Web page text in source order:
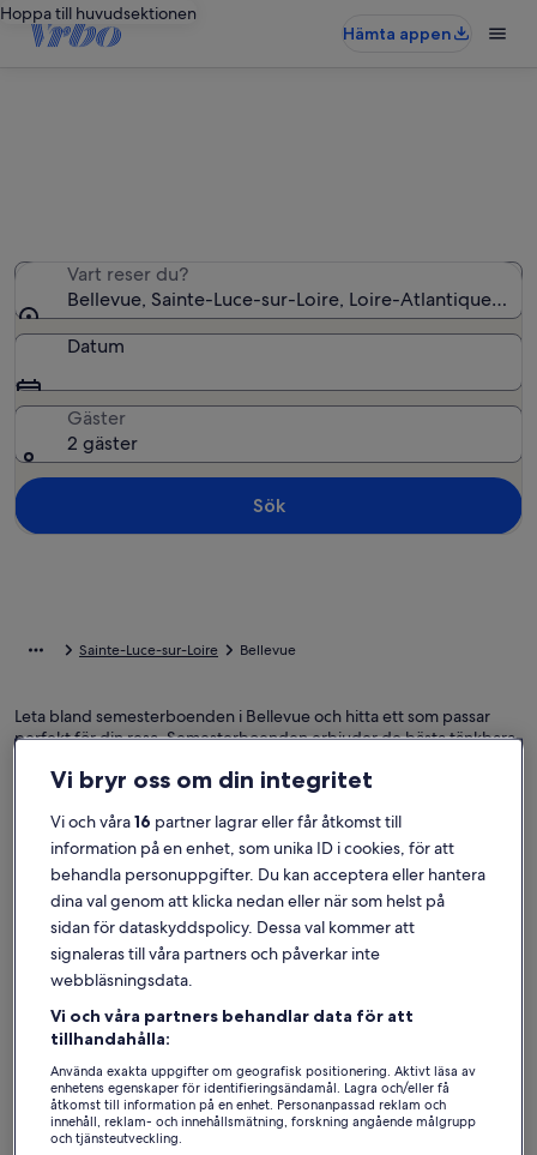
Hoppa till huvudsektionen
Hämta appen
Vart reser du?
Bellevue, Sainte-Luce-sur-Loire, Loire-Atlantique,
Datum
Gäster
2 gäster
Sök
Sainte-Luce-sur-Loire Bellevue
Leta bland semesterboenden i Bellevue och hitta ett som passar
perfekt för din resa. Semesterboenden erbjuder de bästa tänkbara
och en pool. Vad du än drömmer om kan du hitta ett boende som
tillgänglighetsanpassade.
Hitta boenden i din stil
Sök bland hus
Vi bryr oss om din integritet
Vi och våra16 partner lagrar eller får åtkomst till
information på en enhet, som unika ID i cookies, för att
behandla personuppgifter. Du kan acceptera eller hantera
dina val genom att klicka nedan eller när som helst på
sidan för dataskyddspolicy. Dessa val kommer att
signaleras till våra partners och påverkar inte
webbläsningsdata.
Vi och våra partners behandlar data för att
tillhandahålla:
Använda exakta uppgifter om geografisk positionering. Aktivt läsa av
enhetens egenskaper för identifieringsändamål. Lagra och/eller få
åtkomst till information på en enhet. Personanpassad reklam och
innehåll, reklam- och innehållsmätning, forskning angående målgrupp
och tjänsteutveckling.